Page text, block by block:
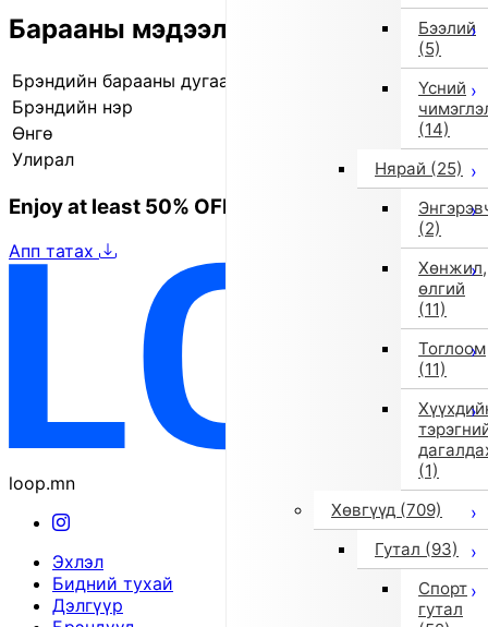
Бээлий
(5)
Үсний
(14)
Нярай (25)
(2)
Хөнжил,
өлгий
(11)
Тоглоом
(11)
(1)
Хөвгүүд (709)
Гутал (93)
Спорт
гутал
Барааны мэдээлэл
Брэндийн барааны дугаар
Брэндийн нэр
Өнгө
Улирал
2025 оны намар/өвөл
Enjoy at least 50% OFF Tokyo fashion
Апп татах
loop.mn
Эхлэл
Бидний тухай
Дэлгүүр